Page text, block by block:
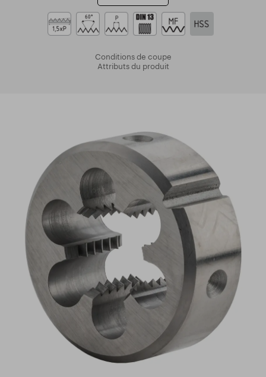
Conditions de coupe
Attributs du produit